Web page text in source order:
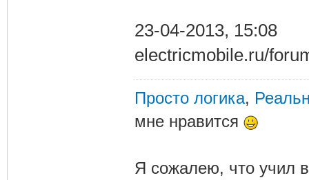
23-04-2013, 15:08
electricmobile.ru/
Просто логика,
мне нравится
Я сожалею, что учил